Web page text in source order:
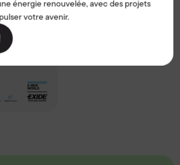
énergie renouvelée, avec des projets
votre avenir.